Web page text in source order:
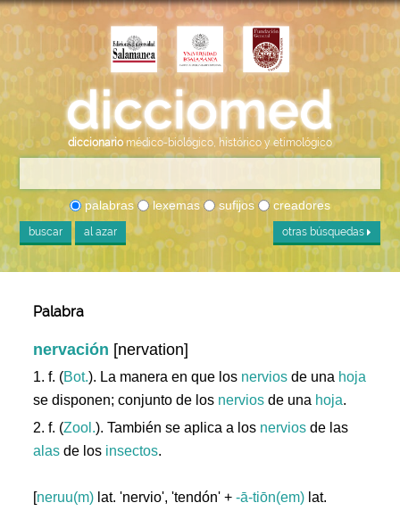
diccionario médico-biológico, histórico y etimológico
palabras lexemas sufijos creadores
buscar al azar otras búsquedas
Palabra
nervación [nervation]
1. f. (Bot.). La manera en que los nervios de una hoja
se disponen; conjunto de los nervios de una hoja.
2. f. (Zool.). También se aplica a los nervios de las
alas de los insectos.
[neruu(m) lat. 'nervio', 'tendón' +-ā-tiōn(em) lat.